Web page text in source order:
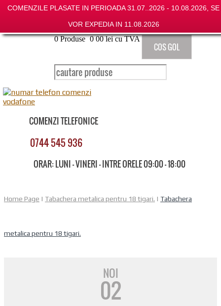
COMENZILE PLASATE IN PERIOADA 31.07..2026 - 10.08.2026, SE
VOR EXPEDIA IN 11.08.2026
0 Produse 0 00 lei cu TVA
COS GOL
COMENZI TELEFONICE
0744 545 936
ORAR: LUNI - VINERI - INTRE ORELE 09:00 - 18:00
Home Page | Tabachera metalica pentru 18 tigari. | Tabachera
metalica pentru 18 tigari.
NOI
02